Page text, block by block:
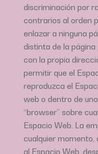
discriminación por
contrarios al orden
enlazar a ninguna
distinta de la página
con la propia
permitir que el
reproduzca el
web o dentro de
“browser” sobre
Espacio Web. La
cualquier momento,
al Espacio Web,